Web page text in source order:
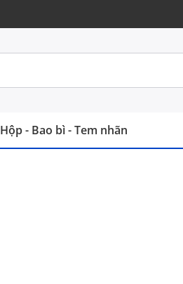
Hộp - Bao bì - Tem nhãn